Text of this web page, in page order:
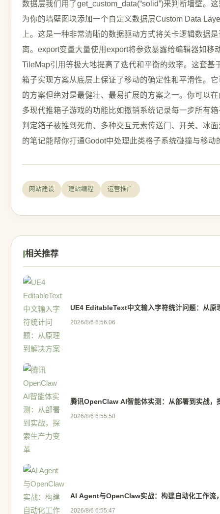
网站建设 建站编程 运营推广
相关推荐
UE4 EditableText中文输入字符统计问题：从原
2026/8/6 6:56:06
腾讯OpenClaw AI智能体实测：从部署到实战，
2026/8/6 6:55:50
AI Agent与OpenClaw实战：构建自动化工作流
2026/8/6 6:55:47